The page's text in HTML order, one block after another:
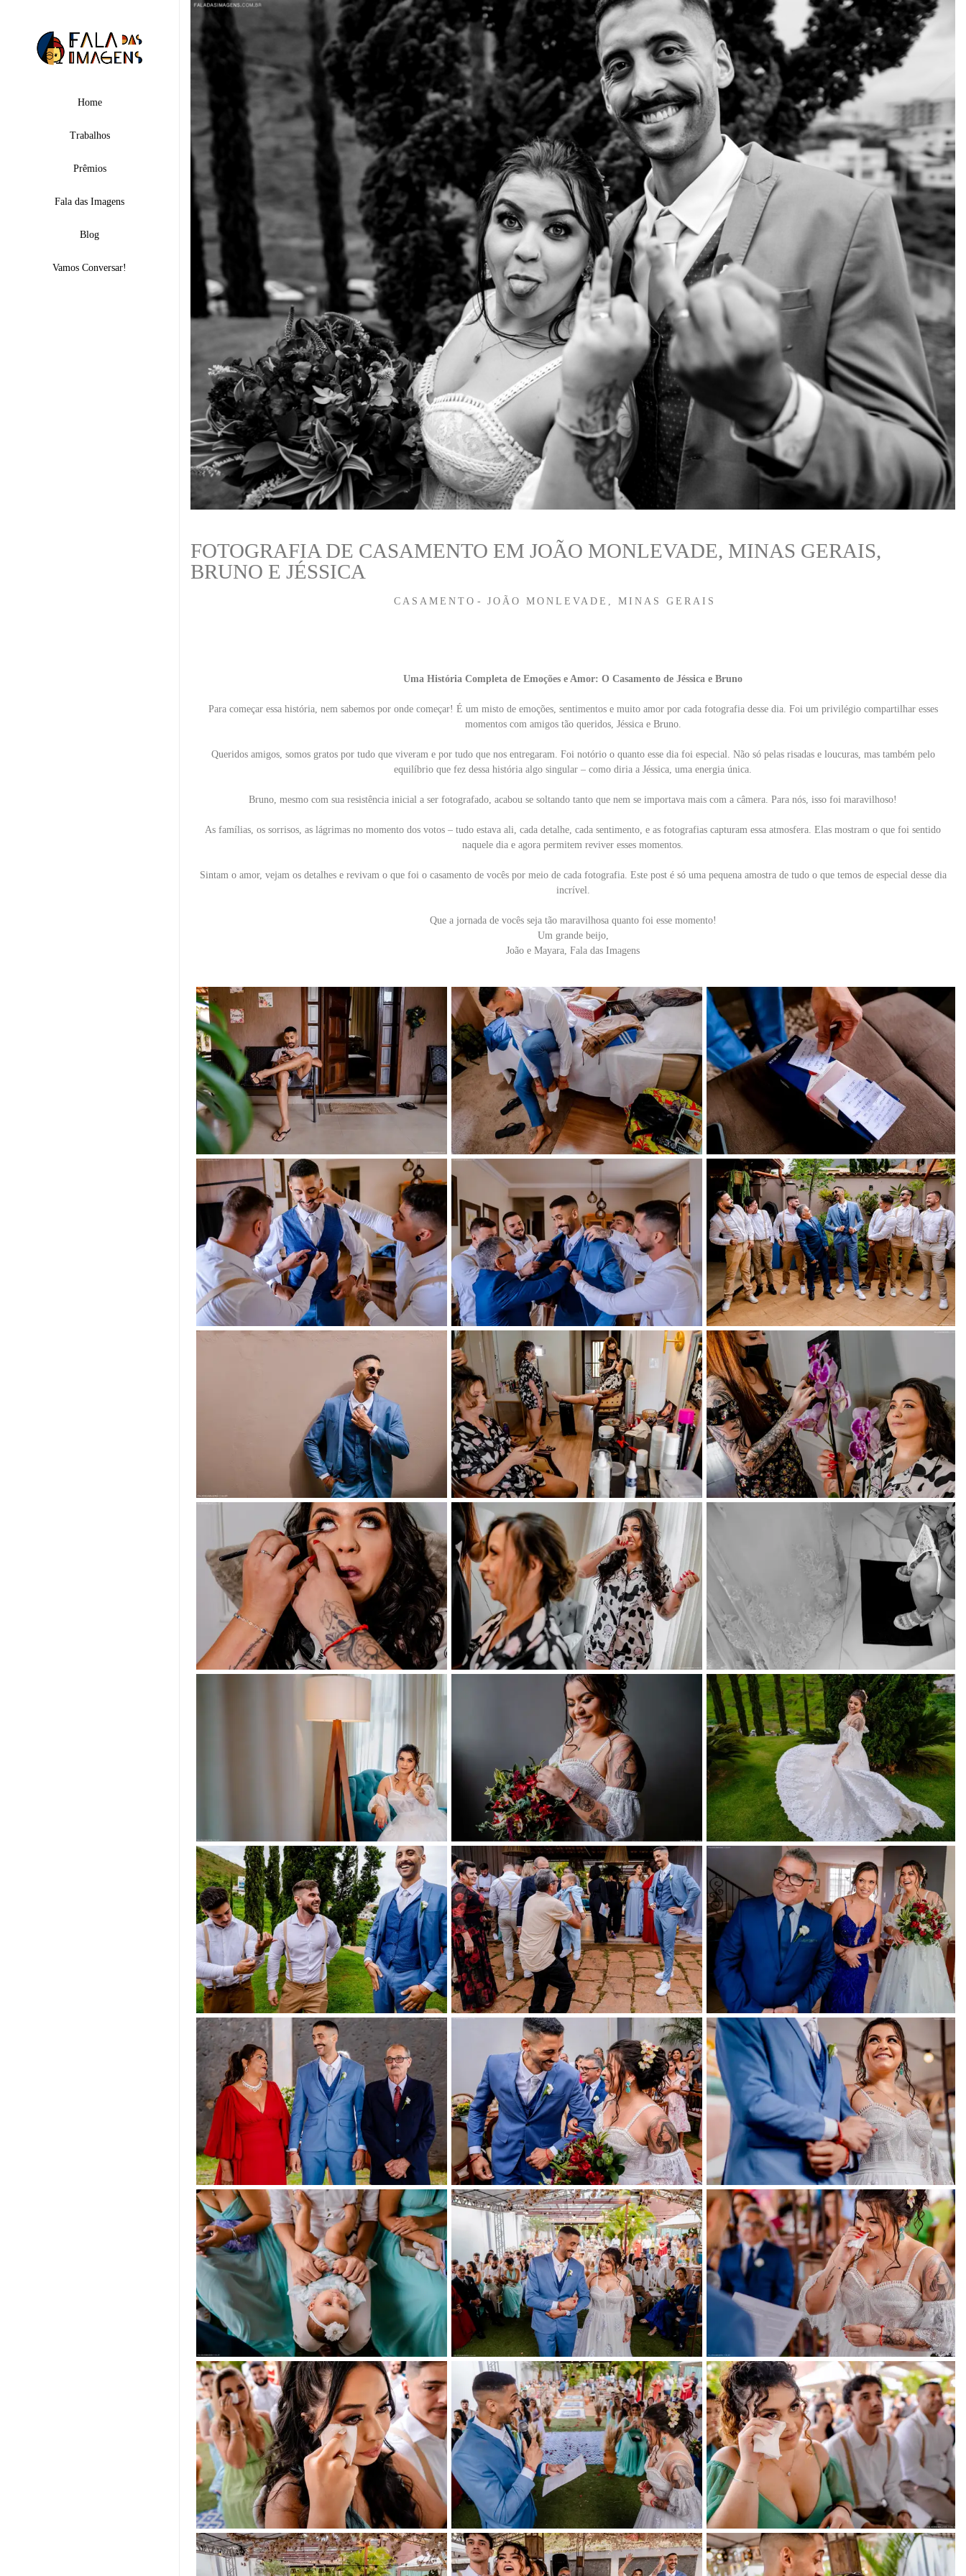
Home
Trabalhos
Prêmios
Fala das Imagens
Blog
Vamos Conversar!
CASAMENTO JOÃO MONLEVADE, MINAS GERAIS
FOTOGRAFIA DE CASAMENTO EM JOÃO MONLEVADE, MINAS GERAIS,
BRUNO E JÉSSICA
Uma História Completa de Emoções e Amor: O Casamento de Jéssica e Bruno
Para começar essa história, nem sabemos por onde começar! É um misto de emoções, sentimentos e muito amor por cada fotografia desse dia. Foi um privilégio compartilhar esses
momentos com amigos tão queridos, Jéssica e Bruno.
Queridos amigos, somos gratos por tudo que viveram e por tudo que nos entregaram. Foi notório o quanto esse dia foi especial. Não só pelas risadas e loucuras, mas também pelo
equilíbrio que fez dessa história algo singular – como diria a Jéssica, uma energia única.
Bruno, mesmo com sua resistência inicial a ser fotografado, acabou se soltando tanto que nem se importava mais com a câmera. Para nós, isso foi maravilhoso!
As famílias, os sorrisos, as lágrimas no momento dos votos – tudo estava ali, cada detalhe, cada sentimento, e as fotografias capturam essa atmosfera. Elas mostram o que foi sentido
naquele dia e agora permitem reviver esses momentos.
Sintam o amor, vejam os detalhes e revivam o que foi o casamento de vocês por meio de cada fotografia. Este post é só uma pequena amostra de tudo o que temos de especial desse dia
incrível.
Que a jornada de vocês seja tão maravilhosa quanto foi esse momento!
Um grande beijo,
João e Mayara, Fala das Imagens